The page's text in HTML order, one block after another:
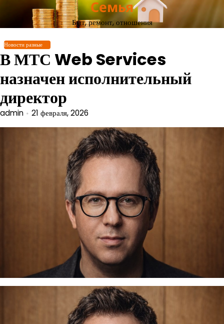
Перейти
содержимому
Семья
Быт, ремонт, отношения
Новости разные
В МТС Web Services
назначен исполнительный
директор
admin 21 февраля, 2026